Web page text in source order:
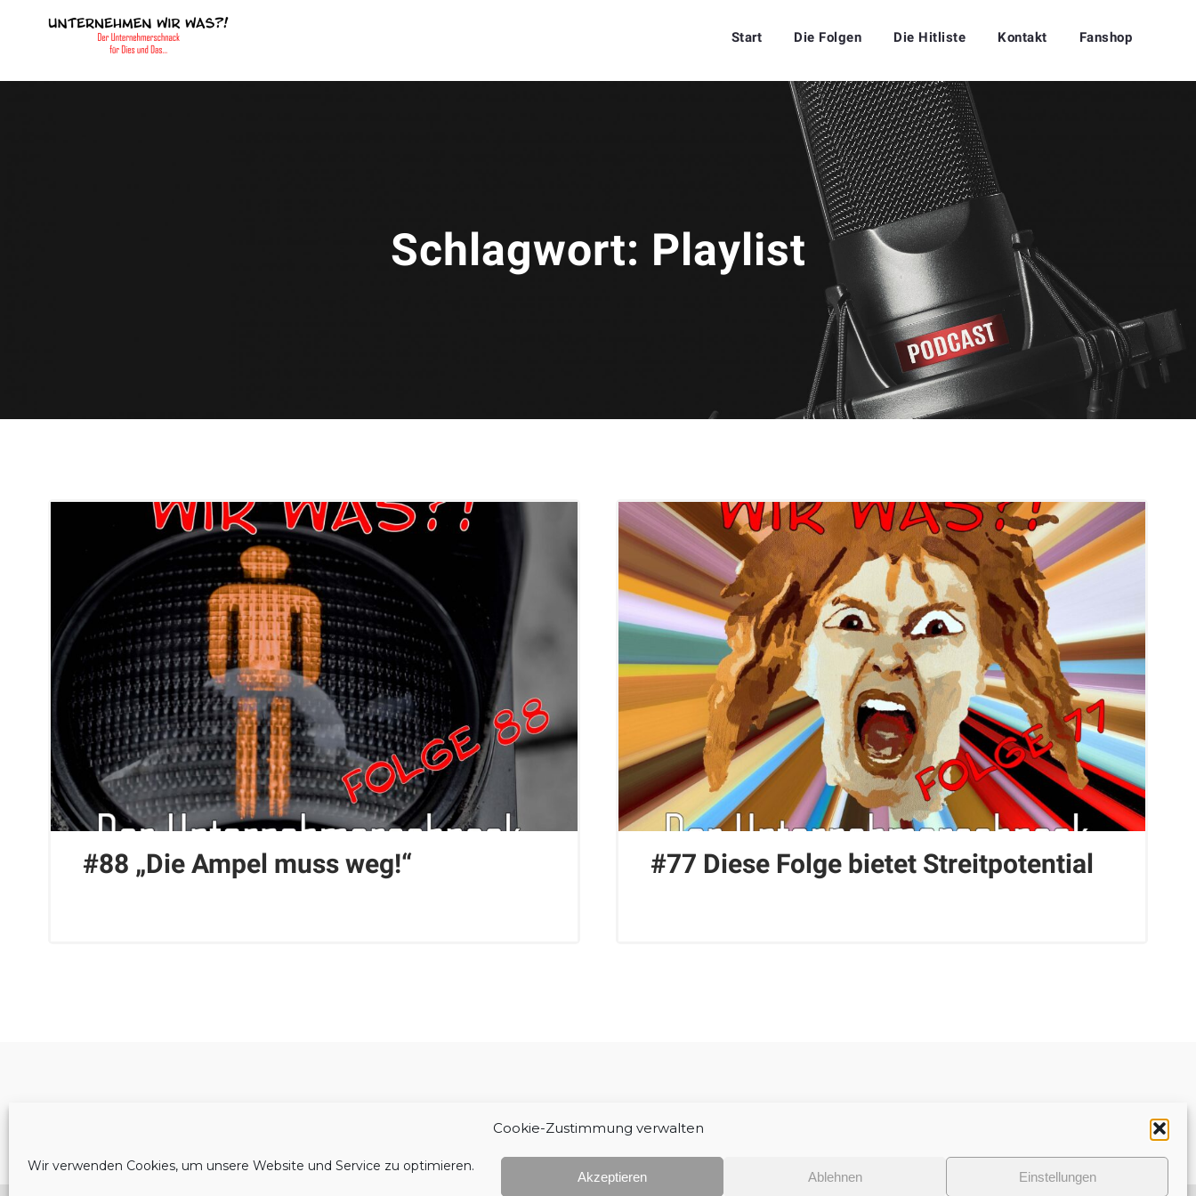
Cookie-Zustimmung verwalten
Wir verwenden Cookies, um unsere Website und Service zu optimieren.
Akzeptieren Ablehnen Einstellungen
Start Die Folgen Die Hitliste Kontakt Fanshop
Schlagwort: Playlist
#88 „Die Ampel muss weg!“ #77 Diese Folge bietet Streitpotential